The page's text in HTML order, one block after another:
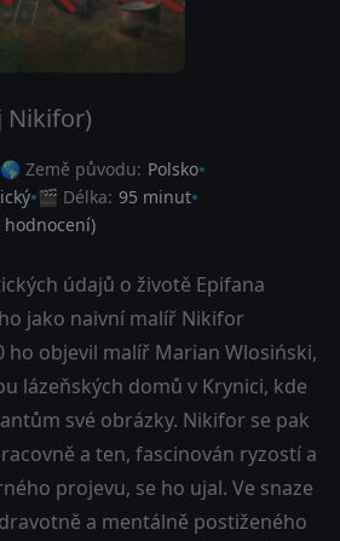
Nikifor)
🌎 Země původu: Polsko
🎬 Délka: 95 minut
hodnocení)
údajů o životě Epifana
jako naivní malíř Nikifor
ho objevil malíř Marian Wlosiński,
lázeňských domů v Krynici, kde
své obrázky. Nikifor se pak
a ten, fascinován ryzostí a
projevu, se ho ujal. Ve snaze
a mentálně postiženého